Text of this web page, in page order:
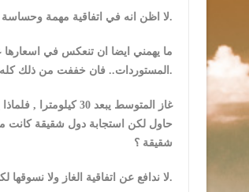
لا اظن انه في اتفاقية مهمة وحساسة كهذه قد يجازف فيها المفاوض الاردني او يخصع لشروط لا تحقق العدالة وحقوق البلد.
المستوردات.. فان خففت من ذلك كله فما يهم مصدرها طالما انها تخدم اهدافا اقتصادية محضة.
غاز المتوسط يبعد
حاول لكن استجابة دول شقيقة كانت
شقيقة ؟
لا ندافع عن اتفاقية الغاز ولا نسوقها لكننا ندافع عن حق الاردن في خياراته كدولة لها مكانتها وقرارها الاقتصادي المستقل.